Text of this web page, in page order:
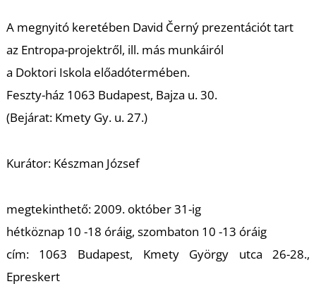
A megnyitó keretében David Černý prezentációt tart
az Entropa-projektről, ill. más munkáiról
a Doktori Iskola előadótermében.
Feszty-ház 1063 Budapest, Bajza u. 30.
(Bejárat: Kmety Gy. u. 27.)
Kurátor: Készman József
megtekinthető: 2009. október 31-ig
hétköznap 10 -18 óráig, szombaton 10 -13 óráig
cím: 1063 Budapest, Kmety György utca 26-28.,
Epreskert